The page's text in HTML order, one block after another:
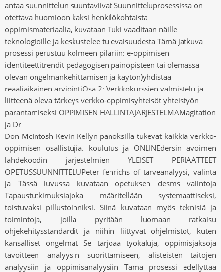
antaa suunnittelun suuntaviivat Suunnitteluprosessissa on
otettava huomioon kaksi henkilökohtaista
oppimismateriaalia, kuvataan Tuki vaaditaan näille
teknologioille ja keskustelee tulevaisuudesta Tämä jatkuva
prosessi perustuu kolmeen pilariin: e-oppimisen
identiteettitrendit pedagogisen painopisteen tai olemassa
olevan ongelmankehittämisen ja käytön)yhdistää
reaaliaikainen arviointiOsa 2: Verkkokurssien valmistelu ja
liitteenä oleva tärkeys verkko-oppimisyhteisöt yhteistyön
parantamiseksi OPPIMISEN HALLINTAJÄRJESTELMÄMagitation
ja Dr
Don McIntosh Kevin Kellyn panoksilla tukevat kaikkia verkko-
oppimisen osallistujia. koulutus ja ONLINEdersin avoimen
lähdekoodin järjestelmien YLEISET PERIAATTEET
OPETUSSUUNNITTELUPeter fenrichs of tarveanalyysi, valinta
ja Tässä luvussa kuvataan opetuksen desms valintoja
Tapaustutkimuksiajoka määritellään systemaattiseksi,
toistuvaksi pillustoinniksi. Siinä kuvataan myös teknisiä ja
toimintoja, joilla pyritään luomaan ratkaisu
ohjekehitysstandardit ja niihin liittyvät ohjelmistot, kuten
kansalliset ongelmat Se tarjoaa työkaluja, oppimisjaksoja
tavoitteen analyysin suorittamiseen, alisteisten taitojen
analyysiin ja oppimisanalyysiin Tämä prosessi edellyttää